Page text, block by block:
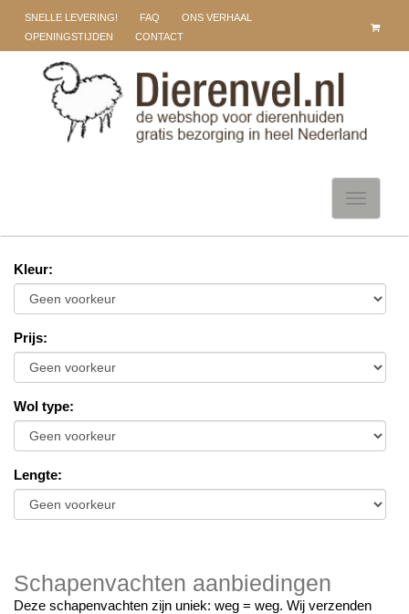
SNELLE LEVERING! FAQ
ONS VERHAAL
OPENINGSTIJDEN
CONTACT
Toggle
Kleur:
Prijs:
Wol type:
Lengte:
Schapenvachten aanbiedingen
Deze schapenvachten zijn uniek: weg = weg. Wij verzenden